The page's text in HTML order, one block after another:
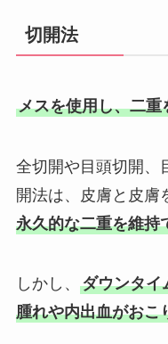
切開法
メスを使用し、二重
全切開や目頭切開、
開法は、皮膚と皮膚
永久的な二重を維持
しかし、 ダウンタイ
腫れや内出血がおこ